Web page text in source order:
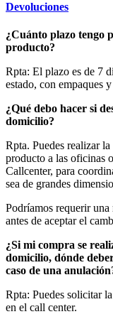
Devoluciones
¿Cuánto plazo tengo
producto?
Rpta: El plazo es de 7
estado, con empaques
¿Qué debo hacer si
domicilio?
Rpta. Puedes realizar
producto a las oficinas
Callcenter, para
sea de grandes
Podríamos requerir
antes de aceptar el
¿Si mi compra se
domicilio, dónde
caso de una
Rpta: Puedes solicitar
en el call center.